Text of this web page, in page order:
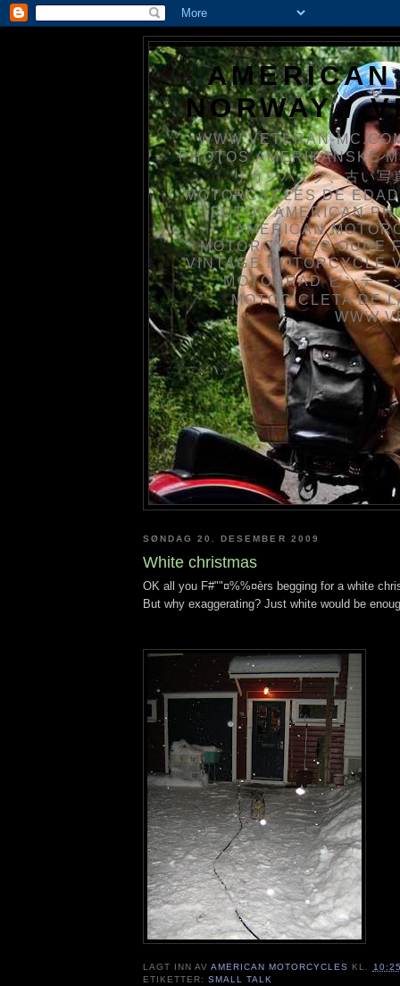
NORWAY /
WWW.VETERAN-
PHOTOS AMERIKANSKE
リカンバイク、古い
MOTORCYCLES DE
FOTOS AMERICAN
AMERICAN
MOTORCYCLES OUDE
VINTAGE MOTORCYCLE
MOTORRAD ビンテ
MOTOCICLETA DE
SØNDAG 20. DESEMBER 2009
White christmas
OK all you F#""¤%%¤èrs begging for a white
But why exaggerating? Just white would be
LAGT INN AVAMERICAN MOTORCYCLES KL.
ETIKETTER:SMALL TALK